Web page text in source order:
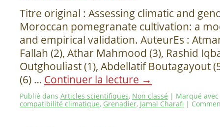
Titre original : Assessing climatic and
Moroccan pomegranate cultivation: a
and empirical validation. AuteurEs :
Fallah (2), Athar Mahmood (3), Rashid
Outghouliast (1), Abdellatif Boutagayout
(6) … Continuer la lecture →
Publié dans Articles scientifiques, Non classé | Marqué avec
compatibilité climatique, Grenadier, Jamal Charafi |